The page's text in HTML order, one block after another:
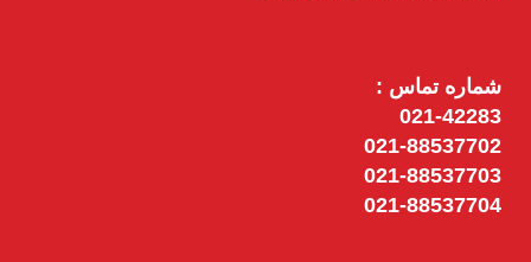
شماره تماس :
021-42283
021-88537702
021-88537703
021-88537704